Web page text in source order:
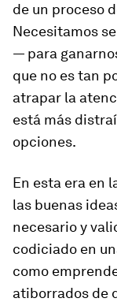
de un proceso
Necesitamos
— para
que no es tan
atrapar la
está más
opciones.
En esta era en
las buenas
necesario y
codiciado en
como
atiborrados de